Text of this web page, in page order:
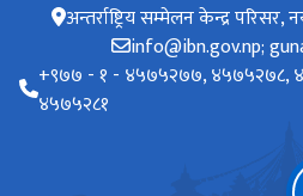
अन्तर्राष्ट्रिय सम्मेलन केन्द्र परिसर,
info@ibn.gov.np;
‌+९७७ - १ - ४५७५२७७, ४५७५२७८,
४५७५२८१